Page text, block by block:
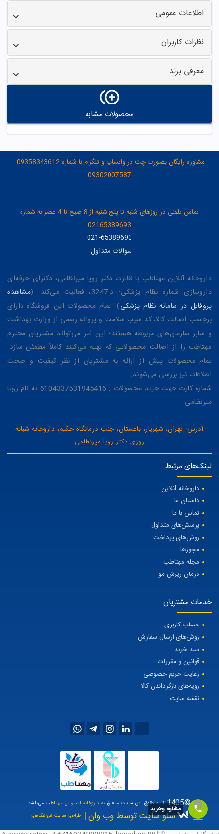
اطلاعات عمومی
نظرات کاربران
معرفی برند
محصولات مشابه
مشاوره رایگان بصورت چت در واتساپ و تلگرام با شماره 09358343612-
09302007587
تماس تلفنی در روزهای شنبه تا پنج شنبه از 8 صبح تا 4 عصر به شماره
02165389693
021-65389693
سوالات متداول-
داروخانه آنلاین مهتاطب با نظارت دکتر رویا میرنظامی، دکترای حرفه‌ای
داروسازی شماره نظام پزشکی: د-3247، فعالیت می‌کند. (
مشاهده
پروفایل در سامانه نظام پزشکی). تمام محصولات این فروشگاه دارای
برچسب اصالت کالا، کد سیب سلامت و پروانه رسمی از وزارت بهداشت
و سایر سازمان‌های مربوطه هستند؛ این امر می‌تواند مشتریان محترم
مهتاطب را از اصالت محصولاتی که تهیه می‌کنند کاملاً مطمئن سازد.
تمام محصولات پیش از ارائه به مشتریان از نظر کیفیت و صحت
اطلاعات نیز بررسی می‌شوند.
شماره کارت جهت خرید محصولات : 6104337531945416 به نام رویا
میرنظامی
آدرس: تهران، شهریار، باغستان، جنب درمانگاه حکیم، داروخانه شبانه
روزی دکتر رویا میرنظامی
لینک‌های مرتبط
داروخانه آنلاین
داستان ما
تماس با ما
پرسش‌های متداول
روش‌های پرداخت
مجوزها
مجله مهتاطب
درمان ریزش مو
خدمات مشتریان
حساب کاربری
روش‌های ارسال سفارش
سبد خرید
قوانین و مقررات
رعایت حریم خصوصی
رویه‌های بازگرداندن کالا
نقشه سایت
©1405 کلیه حقوق این سایت متعلق به داروخانه اینترنتی مهتاطبمی‌باشد
سئو سایت توسط وب وان | طراحی سایت فروشگاهی
مشاوه وخرید